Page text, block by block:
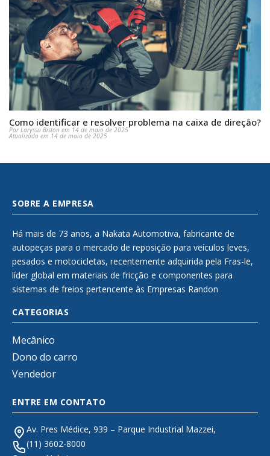
Como identificar e resolver problema na caixa de direção?
Por Laryssa Biston em 14 de maio de 2025
Atualizado em 14 de maio de 2025
SOBRE A EMPRESA
Há mais de 73 anos, a Nakata Automotiva, fabricante de
autopeças para o mercado de reposição para veículos leves,
pesados e motocicletas, recentemente adquirida pela Fras-le,
líder global em materiais de fricção e componentes para
sistemas de freios pertencente às Empresas Randon
CATEGORIAS
Mecânico
Dono do carro
Vendedor
ENTRE EM CONTATO
Av. Pres Médice, 939 – Parque Industrial Mazzei,
(11) 3602-8000